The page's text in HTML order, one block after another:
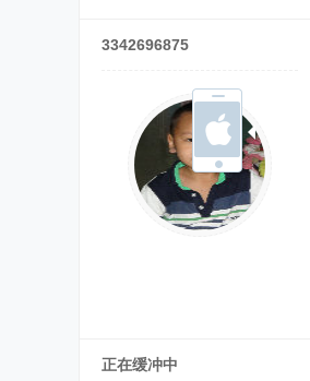
3342696875
正在缓冲中